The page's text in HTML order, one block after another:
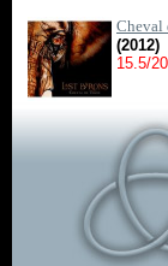
Cheval
(2012)
15.5/20